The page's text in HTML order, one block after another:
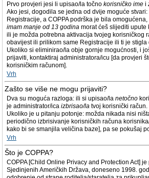
Prvo provjeri jesi li upisao/la točno korisničko ime i
Ako jesi, dogodila se jedna od dvije moguće
Registracije, a COPPA podrška je bila
imam manje od 13 godina morat ćeš slijediti upute
ili je možda potrebna aktivacija tvojeg korisničkog
obavijest ili prilikom same Registracije ili ti je stigla
Ukoliko si eliminirao/la obje gornje mogućnosti, i
prijaviti, kontaktiraj administratora/icu [da provjeri
korisničkim računom].
Vrh
Zašto se više ne mogu prijaviti?
Dva su moguća razloga: ili si upisao/la netočno
je administrator/ica izbrisao/la tvoj korisnički račun.
Ukoliko je u pitanju potonje: možda nikada nisi
periodično izbrisivanje korisničkih računa
kako bi se smanjila veličina baze], pa se pokušaj
Vrh
Što je COPPA?
COPPA [Child Online Privacy and Protection Act]
Sjedinjenih Američkih Država, doneseno 1998.